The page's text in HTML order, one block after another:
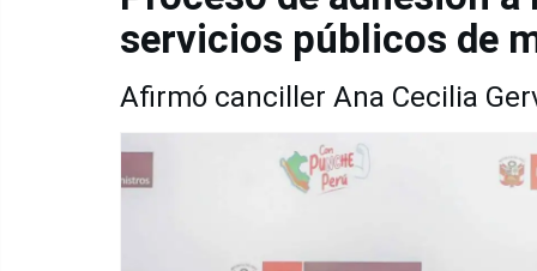
servicios públicos de
Afirmó canciller Ana Cecilia